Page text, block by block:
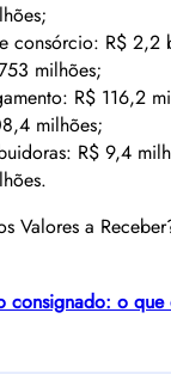
consórcio: R$ 2,2
milhões;
R$ 116,2
milhões;
R$ 9,4
Valores a
consignado: o